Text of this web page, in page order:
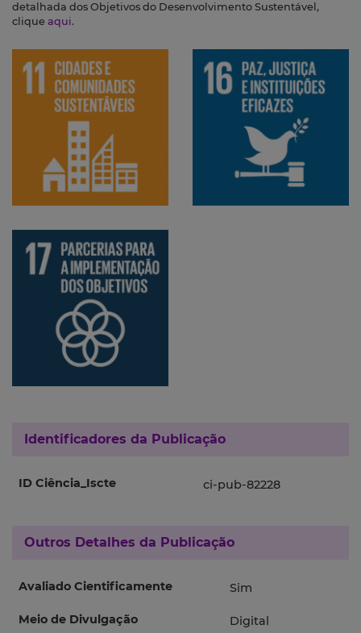
detalhada dos Objetivos do Desenvolvimento Sustentável,
clique aqui.
Identificadores da Publicação
ID Ciência_Iscte ci-pub-82228
Outros Detalhes da Publicação
Avaliado Cientificamente Sim
Meio de Divulgação Digital